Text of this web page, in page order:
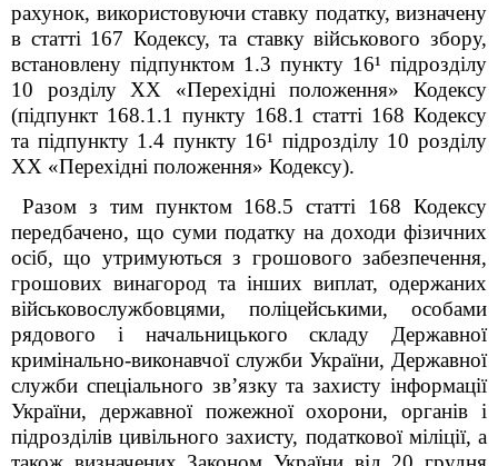
рахунок, використовуючи ставку податку, визначену
в статті 167 Кодексу, та ставку військового збору,
встановлену підпунктом 1.3 пункту 16¹ підрозділу
10 розділу XX «Перехідні положення» Кодексу
(підпункт 168.1.1 пункту 168.1 статті 168 Кодексу
та підпункту 1.4 пункту 16¹ підрозділу 10 розділу
XX «Перехідні положення» Кодексу).
Разом з тим пунктом 168.5 статті 168 Кодексу
передбачено, що суми податку на доходи фізичних
осіб, що утримуються з грошового забезпечення,
грошових винагород та інших виплат, одержаних
військовослужбовцями, поліцейськими, особами
рядового і начальницького складу Державної
кримінально-виконавчої служби України, Державної
служби спеціального зв’язку та захисту інформації
України, державної пожежної охорони, органів і
підрозділів цивільного захисту, податкової міліції, а